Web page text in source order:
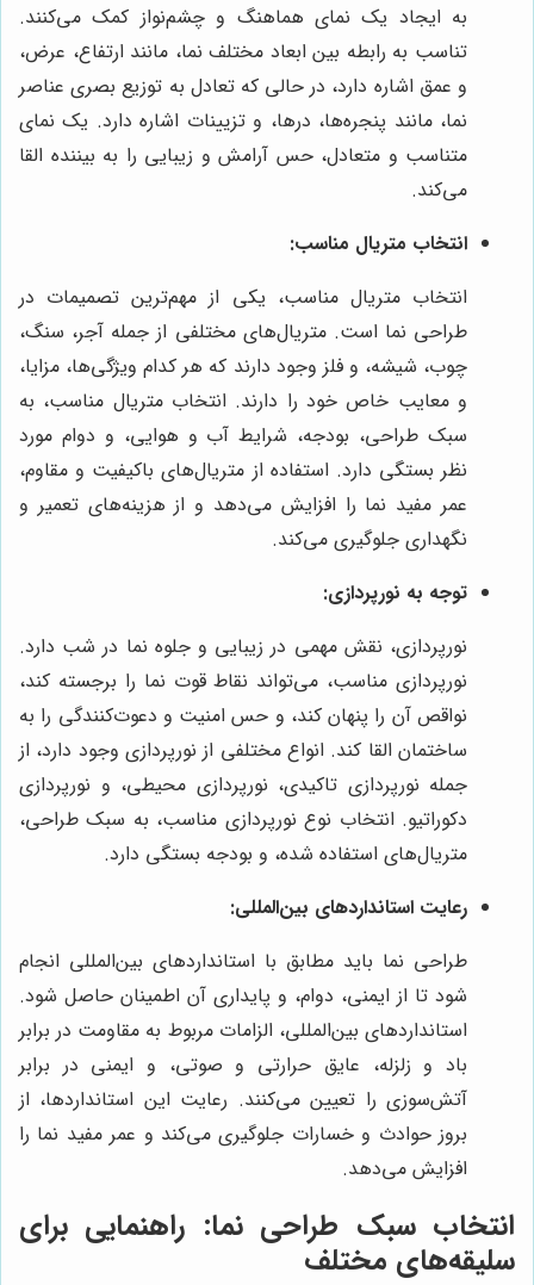
به ایجاد یک نمای هماهنگ و چشم‌نواز کمک می‌کنند.
تناسب به رابطه بین ابعاد مختلف نما، مانند ارتفاع، عرض،
و عمق اشاره دارد، در حالی که تعادل به توزیع بصری عناصر
نما، مانند پنجره‌ها، درها، و تزیینات اشاره دارد. یک نمای
متناسب و متعادل، حس آرامش و زیبایی را به بیننده القا
می‌کند.
انتخاب متریال مناسب:
انتخاب متریال مناسب، یکی از مهم‌ترین تصمیمات در
طراحی نما است. متریال‌های مختلفی از جمله آجر، سنگ،
چوب، شیشه، و فلز وجود دارند که هر کدام ویژگی‌ها، مزایا،
و معایب خاص خود را دارند. انتخاب متریال مناسب، به
سبک طراحی، بودجه، شرایط آب و هوایی، و دوام مورد
نظر بستگی دارد. استفاده از متریال‌های باکیفیت و مقاوم،
عمر مفید نما را افزایش می‌دهد و از هزینه‌های تعمیر و
نگهداری جلوگیری می‌کند.
توجه به نورپردازی:
نورپردازی، نقش مهمی در زیبایی و جلوه نما در شب دارد.
نورپردازی مناسب، می‌تواند نقاط قوت نما را برجسته کند،
نواقص آن را پنهان کند، و حس امنیت و دعوت‌کنندگی را به
ساختمان القا کند. انواع مختلفی از نورپردازی وجود دارد، از
جمله نورپردازی تاکیدی، نورپردازی محیطی، و نورپردازی
دکوراتیو. انتخاب نوع نورپردازی مناسب، به سبک طراحی،
متریال‌های استفاده شده، و بودجه بستگی دارد.
رعایت استانداردهای بین‌المللی:
طراحی نما باید مطابق با استانداردهای بین‌المللی انجام
شود تا از ایمنی، دوام، و پایداری آن اطمینان حاصل شود.
استانداردهای بین‌المللی، الزامات مربوط به مقاومت در برابر
باد و زلزله، عایق حرارتی و صوتی، و ایمنی در برابر
آتش‌سوزی را تعیین می‌کنند. رعایت این استانداردها، از
بروز حوادث و خسارات جلوگیری می‌کند و عمر مفید نما را
افزایش می‌دهد.
انتخاب سبک طراحی نما: راهنمایی برای
سلیقه‌های مختلف